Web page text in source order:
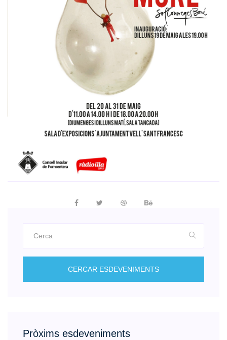
CERCAR ESDEVENIMENTS
Pròxims esdeveniments